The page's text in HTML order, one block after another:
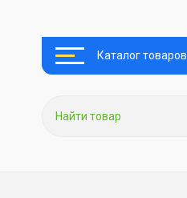
Каталог товаров